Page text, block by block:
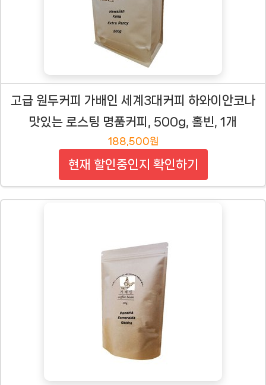
고급 원두커피 가배인 세계3대커피 하와이안코나
맛있는 로스팅 명품커피, 500g, 홀빈, 1개
188,500원
현재 할인중인지 확인하기